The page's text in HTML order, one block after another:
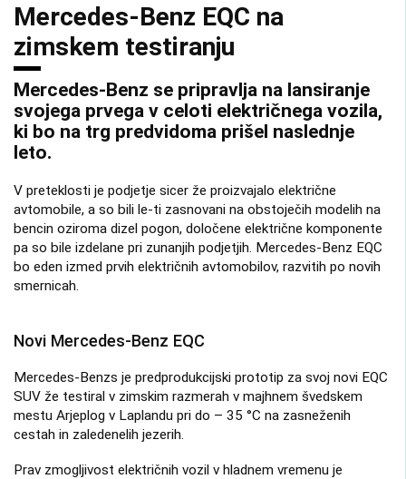
Mercedes-Benz EQC na
zimskem testiranju
Mercedes-Benz se pripravlja na lansiranje
svojega prvega v celoti električnega vozila,
ki bo na trg predvidoma prišel naslednje
leto.
V preteklosti je podjetje sicer že proizvajalo električne
avtomobile, a so bili le-ti zasnovani na obstoječih modelih na
bencin oziroma dizel pogon, določene električne komponente
pa so bile izdelane pri zunanjih podjetjih. Mercedes-Benz EQC
bo eden izmed prvih električnih avtomobilov, razvitih po novih
smernicah.
Novi Mercedes-Benz EQC
Mercedes-Benzs je predprodukcijski prototip za svoj novi EQC
SUV že testiral v zimskim razmerah v majhnem švedskem
mestu Arjeplog v Laplandu pri do – 35 °C na zasneženih
cestah in zaledenelih jezerih.
Prav zmogljivost električnih vozil v hladnem vremenu je